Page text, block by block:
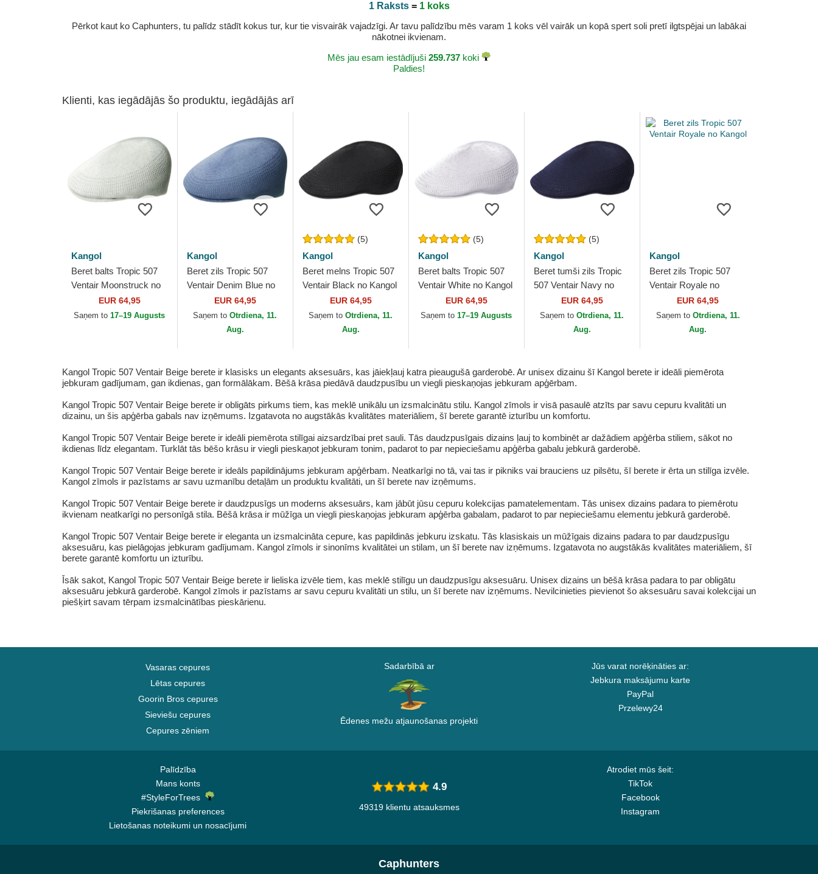
1 Raksts= 1 koks
Pērkot kaut ko Caphunters, tu palīdz stādīt kokus tur, kur tie visvairāk vajadzīgi. Ar tavu palīdzību mēs varam 1 koks vēl vairāk un kopā spert soli pretī ilgtspējai un labākai
nākotnei ikvienam.
Mēs jau esam iestādījuši 259.737 koki
Paldies!
Klienti, kas iegādājās šo produktu, iegādājās arī
Kangol
Beret balts Tropic 507
Ventair Moonstruck no
EUR 64,95
Saņem to17–19 Augusts
Kangol
Beret zils Tropic 507
Ventair Denim Blue no
EUR 64,95
Saņem toOtrdiena, 11.
Aug.
(5)
Kangol
Beret melns Tropic 507
Ventair Black no Kangol
EUR 64,95
Saņem toOtrdiena, 11.
Aug.
(5)
Kangol
Beret balts Tropic 507
Ventair White no Kangol
EUR 64,95
Saņem to17–19 Augusts
(5)
Kangol
Beret tumši zils Tropic
507 Ventair Navy no
EUR 64,95
Saņem toOtrdiena, 11.
Aug.
Kangol
Beret zils Tropic 507
Ventair Royale no
EUR 64,95
Saņem to Otrdiena, 11.
Aug.
Kangol Tropic 507 Ventair Beige berete ir klasisks un elegants aksesuārs, kas jāiekļauj katra pieaugušā garderobē. Ar unisex dizainu šī Kangol berete ir ideāli piemērota
jebkuram gadījumam, gan ikdienas, gan formālākam. Bēšā krāsa piedāvā daudzpusību un viegli pieskaņojas jebkuram apģērbam.
Kangol Tropic 507 Ventair Beige berete ir obligāts pirkums tiem, kas meklē unikālu un izsmalcinātu stilu. Kangol zīmols ir visā pasaulē atzīts par savu cepuru kvalitāti un
dizainu, un šis apģērba gabals nav izņēmums. Izgatavota no augstākās kvalitātes materiāliem, šī berete garantē izturību un komfortu.
Kangol Tropic 507 Ventair Beige berete ir ideāli piemērota stilīgai aizsardzībai pret sauli. Tās daudzpusīgais dizains ļauj to kombinēt ar dažādiem apģērba stiliem, sākot no
ikdienas līdz elegantam. Turklāt tās bēšo krāsu ir viegli pieskaņot jebkuram tonim, padarot to par nepieciešamu apģērba gabalu jebkurā garderobē.
Kangol Tropic 507 Ventair Beige berete ir ideāls papildinājums jebkuram apģērbam. Neatkarīgi no tā, vai tas ir pikniks vai brauciens uz pilsētu, šī berete ir ērta un stilīga izvēle.
Kangol zīmols ir pazīstams ar savu uzmanību detaļām un produktu kvalitāti, un šī berete nav izņēmums.
Kangol Tropic 507 Ventair Beige berete ir daudzpusīgs un moderns aksesuārs, kam jābūt jūsu cepuru kolekcijas pamatelementam. Tās unisex dizains padara to piemērotu
ikvienam neatkarīgi no personīgā stila. Bēšā krāsa ir mūžīga un viegli pieskaņojas jebkuram apģērba gabalam, padarot to par nepieciešamu elementu jebkurā garderobē.
Kangol Tropic 507 Ventair Beige berete ir eleganta un izsmalcināta cepure, kas papildinās jebkuru izskatu. Tās klasiskais un mūžīgais dizains padara to par daudzpusīgu
aksesuāru, kas pielāgojas jebkuram gadījumam. Kangol zīmols ir sinonīms kvalitātei un stilam, un šī berete nav izņēmums. Izgatavota no augstākās kvalitātes materiāliem, šī
berete garantē komfortu un izturību.
Īsāk sakot, Kangol Tropic 507 Ventair Beige berete ir lieliska izvēle tiem, kas meklē stilīgu un daudzpusīgu aksesuāru. Unisex dizains un bēšā krāsa padara to par obligātu
aksesuāru jebkurā garderobē. Kangol zīmols ir pazīstams ar savu cepuru kvalitāti un stilu, un šī berete nav izņēmums. Nevilcinieties pievienot šo aksesuāru savai kolekcijai un
piešķirt savam tērpam izsmalcinātības pieskārienu.
Vasaras cepures
Lētas cepures
Goorin Bros cepures
Sieviešu cepures
Cepures zēniem
Sadarbībā ar
Ēdenes mežu atjaunošanas projekti
Jūs varat norēķināties ar:
Jebkura maksājumu karte
PayPal
Przelewy24
Palīdzība
Mans konts
#StyleForTrees
Piekrišanas preferences
Lietošanas noteikumi un nosacījumi
Atrodiet mūs šeit:
TikTok
Facebook
Instagram
4.9
49319 klientu atsauksmes
Caphunters